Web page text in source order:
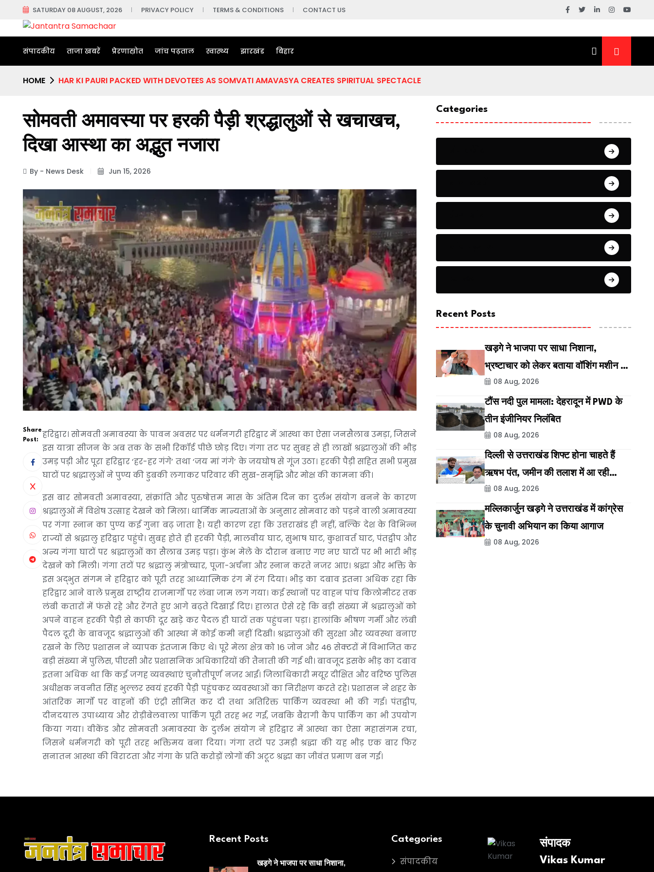
SATURDAY 08 AUGUST, 2026 PRIVACY POLICY TERMS & CONDITIONS CONTACT US
संपादकीय ताजा खबरें प्रेरणास्रोत जांच पढ़ताल स्वास्थ्य झारखंड बिहार
HOME HAR KI PAURI PACKED WITH DEVOTEES AS SOMVATI AMAVASYA CREATES SPIRITUAL SPECTACLE
सोमवती अमावस्या पर हरकी पैड़ी श्रद्धालुओं से खचाखच,
दिखा आस्था का अद्भुत नजारा
By - News Desk Jun 15, 2026
Share
Post:
हरिद्वार। सोमवती अमावस्या के पावन अवसर पर धर्मनगरी हरिद्वार में आस्था का ऐसा जनसैलाब उमड़ा, जिसने
इस यात्रा सीजन के अब तक के सभी रिकॉर्ड पीछे छोड़ दिए। गंगा तट पर सुबह से ही लाखों श्रद्धालुओं की भीड़
उमड़ पड़ी और पूरा हरिद्वार ‘हर-हर गंगे’ तथा ‘जय मां गंगे’ के जयघोष से गूंज उठा। हरकी पैड़ी सहित सभी प्रमुख
घाटों पर श्रद्धालुओं ने पुण्य की डुबकी लगाकर परिवार की सुख-समृद्धि और मोक्ष की कामना की।
इस बार सोमवती अमावस्या, संक्रांति और पुरुषोत्तम मास के अंतिम दिन का दुर्लभ संयोग बनने के कारण
श्रद्धालुओं में विशेष उत्साह देखने को मिला। धार्मिक मान्यताओं के अनुसार सोमवार को पड़ने वाली अमावस्या
पर गंगा स्नान का पुण्य कई गुना बढ़ जाता है। यही कारण रहा कि उत्तराखंड ही नहीं, बल्कि देश के विभिन्न
राज्यों से श्रद्धालु हरिद्वार पहुंचे। सुबह होते ही हरकी पैड़ी, मालवीय घाट, सुभाष घाट, कुशावर्त घाट, पंतद्वीप और
अन्य गंगा घाटों पर श्रद्धालुओं का सैलाब उमड़ पड़ा। कुंभ मेले के दौरान बनाए गए नए घाटों पर भी भारी भीड़
देखने को मिली। गंगा तटों पर श्रद्धालु मंत्रोच्चार, पूजा-अर्चना और स्नान करते नजर आए। श्रद्धा और भक्ति के
इस अद्भुत संगम ने हरिद्वार को पूरी तरह आध्यात्मिक रंग में रंग दिया। भीड़ का दबाव इतना अधिक रहा कि
हरिद्वार आने वाले प्रमुख राष्ट्रीय राजमार्गों पर लंबा जाम लग गया। कई स्थानों पर वाहन पांच किलोमीटर तक
लंबी कतारों में फंसे रहे और रेंगते हुए आगे बढ़ते दिखाई दिए। हालात ऐसे रहे कि बड़ी संख्या में श्रद्धालुओं को
अपने वाहन हरकी पैड़ी से काफी दूर खड़े कर पैदल ही घाटों तक पहुंचना पड़ा। हालांकि भीषण गर्मी और लंबी
पैदल दूरी के बावजूद श्रद्धालुओं की आस्था में कोई कमी नहीं दिखी। श्रद्धालुओं की सुरक्षा और व्यवस्था बनाए
रखने के लिए प्रशासन ने व्यापक इंतजाम किए थे। पूरे मेला क्षेत्र को 16 जोन और 46 सेक्टरों में विभाजित कर
बड़ी संख्या में पुलिस, पीएसी और प्रशासनिक अधिकारियों की तैनाती की गई थी। बावजूद इसके भीड़ का दबाव
इतना अधिक था कि कई जगह व्यवस्थाएं चुनौतीपूर्ण नजर आईं। जिलाधिकारी मयूर दीक्षित और वरिष्ठ पुलिस
अधीक्षक नवनीत सिंह भुल्लर स्वयं हरकी पैड़ी पहुंचकर व्यवस्थाओं का निरीक्षण करते रहे। प्रशासन ने शहर के
आंतरिक मार्गों पर वाहनों की एंट्री सीमित कर दी तथा अतिरिक्त पार्किंग व्यवस्था भी की गई। पंतद्वीप,
दीनदयाल उपाध्याय और रोड़ीबेलवाला पार्किंग पूरी तरह भर गईं, जबकि बैरागी कैंप पार्किंग का भी उपयोग
किया गया। वीकेंड और सोमवती अमावस्या के दुर्लभ संयोग ने हरिद्वार में आस्था का ऐसा महासंगम रचा,
जिसने धर्मनगरी को पूरी तरह भक्तिमय बना दिया। गंगा तटों पर उमड़ी श्रद्धा की यह भीड़ एक बार फिर
सनातन आस्था की विराटता और गंगा के प्रति करोड़ों लोगों की अटूट श्रद्धा का जीवंत प्रमाण बन गई।
Categories
Recent Posts
खड़गे ने भाजपा पर साधा निशाना,
भ्रष्टाचार को लेकर बताया वॉशिंग मशीन की
राजनीति
08 Aug, 2026
टौंस नदी पुल मामला: देहरादून में PWD के
तीन इंजीनियर निलंबित
08 Aug, 2026
दिल्ली से उत्तराखंड शिफ्ट होना चाहते हैं
ऋषभ पंत, जमीन की तलाश में आ रही
दिक्कत
08 Aug, 2026
मल्लिकार्जुन खड़गे ने उत्तराखंड में कांग्रेस
के चुनावी अभियान का किया आगाज
08 Aug, 2026
Recent Posts
खड़गे ने भाजपा पर साधा निशाना,
Categories
संपादकीय
संपादक
Vikas Kumar